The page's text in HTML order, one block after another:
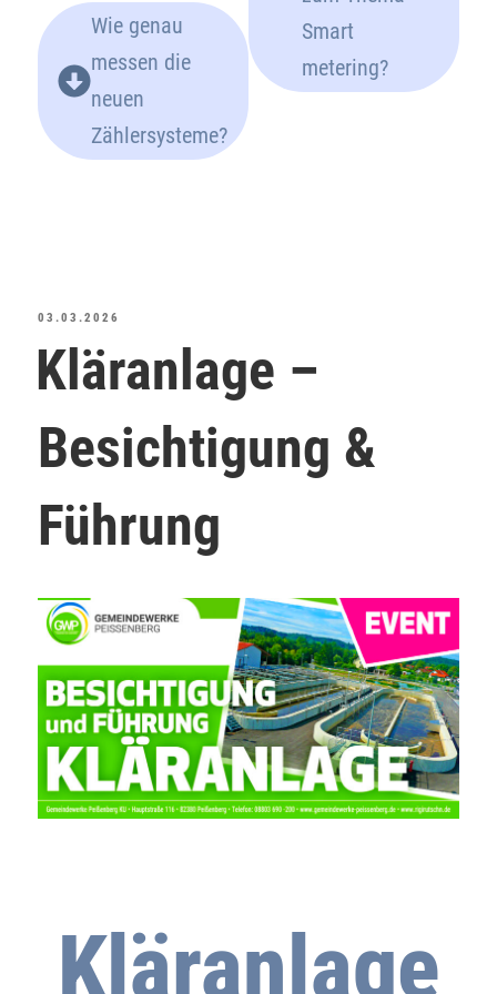
Wie genau
messen die
neuen
Zählersysteme?
Smart
metering?
03.03.2026
Kläranlage –
Besichtigung &
Führung
Kläranlage